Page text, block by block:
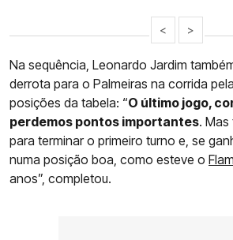
< >
Na sequência, Leonardo Jardim
derrota para o Palmeiras na corrida
posições da tabela: “O último jogo,
perdemos pontos importantes.
para terminar o primeiro turno e, se
numa posição boa, como esteve o
anos”, completou.